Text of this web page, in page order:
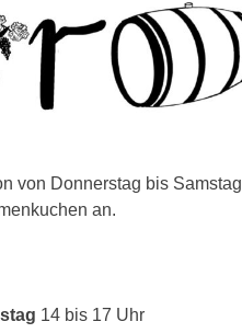
von Donnerstag bis Samstag
an.
14 bis 17 Uhr